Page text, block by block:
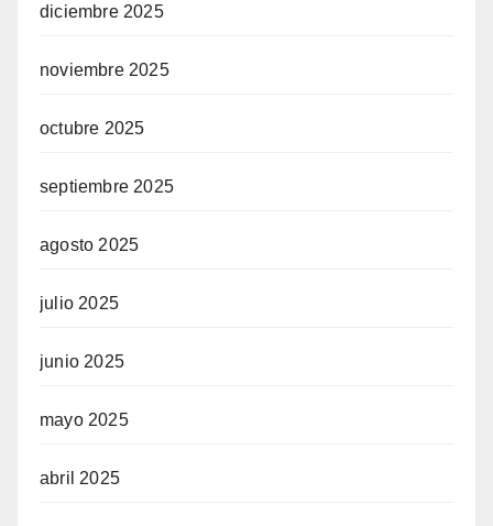
diciembre 2025
noviembre 2025
octubre 2025
septiembre 2025
agosto 2025
julio 2025
junio 2025
mayo 2025
abril 2025